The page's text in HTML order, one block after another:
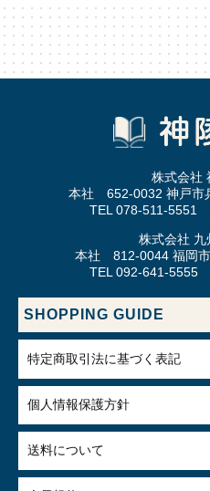
株式会社
本社 652-0032 神戸市
TEL 078-511-5551
株式会社 九
本社 812-0044 福岡
TEL 092-641-5555
SHOPPING GUIDE
特定商取引法に基づく表記
個人情報保護方針
送料について